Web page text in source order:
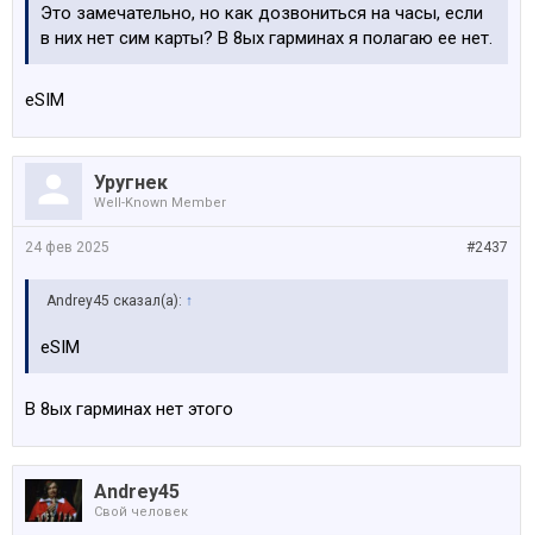
Это замечательно, но как дозвониться на часы, если
в них нет сим карты? В 8ых гарминах я полагаю ее нет.
eSIM
Уругнек
Well-Known Member
#2437
24 фев 2025
Andrey45 сказал(а): ↑
eSIM
В 8ых гарминах нет этого
Andrey45
Свой человек